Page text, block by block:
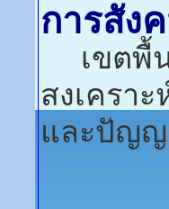
การสัง
เขตพื้น
สงเครา
และปัญญ